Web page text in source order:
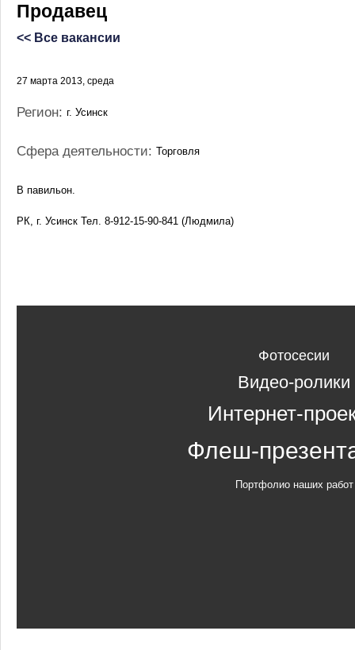
Продавец
<< Все вакансии
27 марта 2013, среда
Регион: г. Усинск
Сфера деятельности: Торговля
В павильон.
РК, г. Усинск Тел. 8-912-15-90-841 (Людмила)
Фотосесии
Видео-ролики
Интернет-
Флеш-
Портфолио наших работ